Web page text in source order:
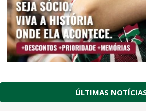
ÚLTIMAS NOTÍCIAS